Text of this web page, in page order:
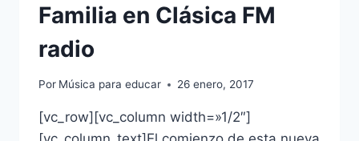
Familia en Clásica FM
radio
Por Música para educar 26 enero, 2017
[vc_row][vc_column width=»1/2″]